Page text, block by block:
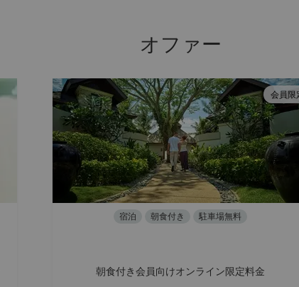
オファー
会員限
宿泊 朝食付き 駐車場無料
朝食付き会員向けオンライン限定料金